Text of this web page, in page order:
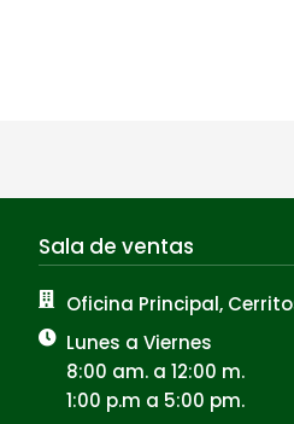
Sala de ventas
Oficina Principal,
Lunes a Viernes
8:00 am. a 12:00 m.
1:00 p.m a 5:00 pm.